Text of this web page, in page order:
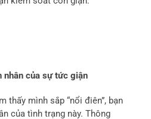
nhân của sự tức giận
thấy mình sắp “nổi điên”, bạn
của tình trạng này. Thông